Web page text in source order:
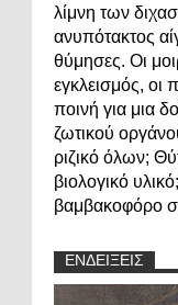
λίμνη των
ανυπότακτος
θύμησες. Οι
εγκλεισμός, οι
ποινή για μια
ζωτικού
ριζικό όλων;
βιολογικό
βαμβακοφόρο
ΕΝΔΕΙΞΕΙΣ